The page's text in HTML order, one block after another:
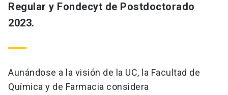
Regular y Fondecyt de Postdoctorado
2023.
Aunándose a la visión de la UC, la Facultad de
Química y de Farmacia considera